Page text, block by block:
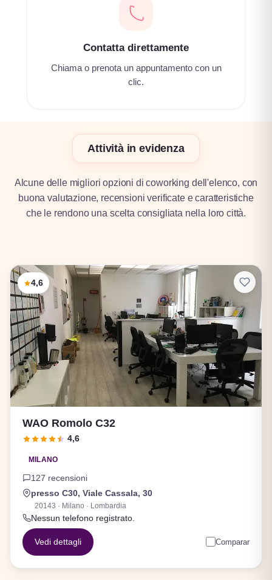
Contatta direttamente
Chiama o prenota un appuntamento con un
clic.
Attività in evidenza
Alcune delle migliori opzioni di coworking dell'elenco, con
buona valutazione, recensioni verificate e caratteristiche
che le rendono una scelta consigliata nella loro città.
4,6
WAO Romolo C32
4,6
MILANO
127 recensioni
presso C30, Viale Cassala, 30
20143 · Milano · Lombardia
Nessun telefono registrato.
Vedi dettagli Comparar